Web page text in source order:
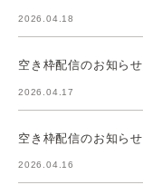
2026.04.18
空き枠配信のお知らせ
2026.04.17
空き枠配信のお知らせ
2026.04.16